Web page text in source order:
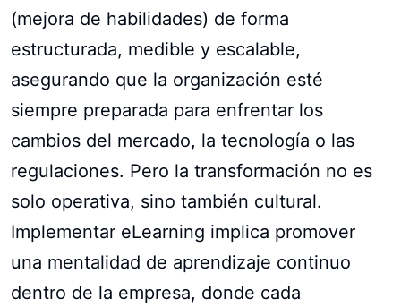
(mejora de habilidades) de forma
estructurada, medible y escalable,
asegurando que la organización esté
siempre preparada para enfrentar los
cambios del mercado, la tecnología o las
regulaciones. Pero la transformación no es
solo operativa, sino también cultural.
Implementar eLearning implica promover
una mentalidad de aprendizaje continuo
dentro de la empresa, donde cada